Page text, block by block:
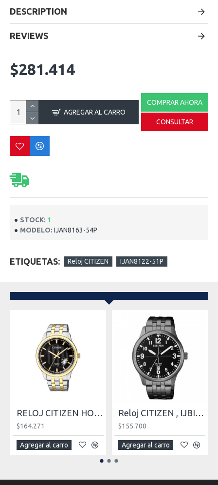
DESCRIPTION
REVIEWS
STOCK: 1
MODELO: IJAN8163-54P
$281.414
AGREGAR AL CARRO
COMPRAR AHORA
CONSULTAR
ETIQUETAS: Reloj CITIZEN IJAN8122-51P
RELOJ CITIZEN HOMBRE , IJBI1054-80E
$164.271
Agregar al carro
Reloj CITIZEN , IJBI1055-52E
$155.700
Agregar al carro